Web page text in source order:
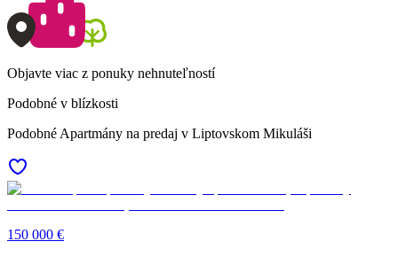
Objavte viac z ponuky nehnuteľností
Podobné v blízkosti
Podobné Apartmány na predaj v Liptovskom Mikuláši
150 000 €